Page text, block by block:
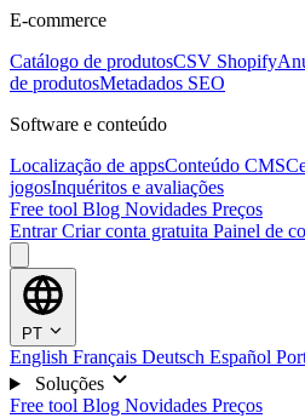
E-commerce
Catálogo de produtosCSV Shopify
de produtosMetadados SEO
Software e conteúdo
Localização de appsConteúdo CMS
jogosInquéritos e avaliações
Free tool Blog Novidades Preços
EntrarCriar conta gratuita Painel de
PT
English Français Deutsch Español
Soluções
Free tool Blog Novidades Preços